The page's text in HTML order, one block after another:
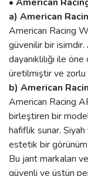
a) American
American Racing
güvenilir bir
dayanıklılığı ile
üretilmiştir ve
b) American
American Racing
birleştiren bir
hafiflik sunar. Siyah
estetik bir görünüm
Bu jant markaları
güvenli ve üstün